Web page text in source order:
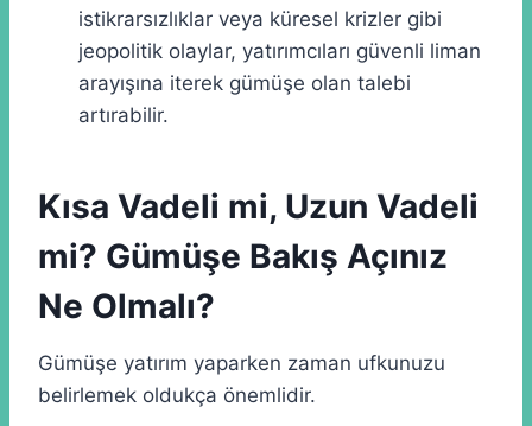
istikrarsızlıklar veya küresel krizler gibi
jeopolitik olaylar, yatırımcıları güvenli liman
arayışına iterek gümüşe olan talebi
artırabilir.
Kısa Vadeli mi, Uzun Vadeli
mi? Gümüşe Bakış Açınız
Ne Olmalı?
Gümüşe yatırım yaparken zaman ufkunuzu
belirlemek oldukça önemlidir.